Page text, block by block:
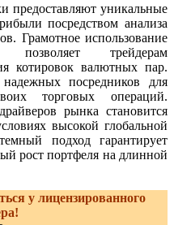
предоставляют уникальные
посредством анализа
Грамотное использование
позволяет трейдерам
котировок валютных пар.
посредников для
торговых операций.
рынка становится
высокой глобальной
подход гарантирует
рост портфеля на длинной
у лицензированного